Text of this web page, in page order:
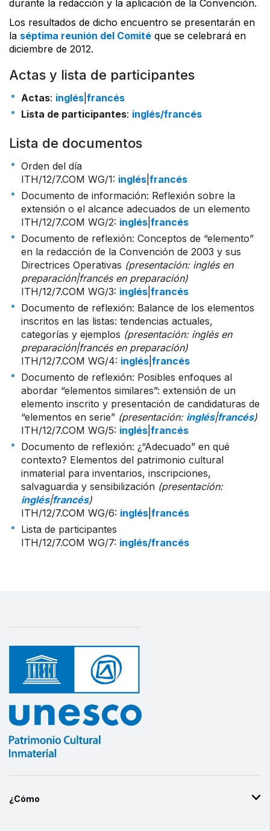
durante la redacción y la aplicación de la Convención.
Los resultados de dicho encuentro se presentarán en
la séptima reunión del Comité que se celebrará en
diciembre de 2012.
Actas y lista de participantes
Actas: inglés francés
Lista de participantes: inglés/francés
Lista de documentos
Orden del día
ITH/12/7.COM WG/1: inglés francés
Documento de información: Reflexión sobre la
extensión o el alcance adecuados de un elemento
ITH/12/7.COM WG/2: inglés francés
Documento de reflexión: Conceptos de “elemento”
en la redacción de la Convención de 2003 y sus
Directrices Operativas (presentación: inglés en
preparación|francés en preparación)
ITH/12/7.COM WG/3: inglés francés
Documento de reflexión: Balance de los elementos
inscritos en las listas: tendencias actuales,
categorías y ejemplos (presentación: inglés en
preparación|francés en preparación)
ITH/12/7.COM WG/4: inglés francés
Documento de reflexión: Posibles enfoques al
abordar “elementos similares”: extensión de un
elemento inscrito y presentación de candidaturas de
“elementos en serie” (presentación: inglés|francés)
ITH/12/7.COM WG/5: inglés francés
Documento de reflexión: ¿“Adecuado” en qué
contexto? Elementos del patrimonio cultural
inmaterial para inventarios, inscripciones,
salvaguardia y sensibilización (presentación:
inglés|francés)
ITH/12/7.COM WG/6: inglés francés
Lista de participantes
ITH/12/7.COM WG/7: inglés/francés
¿Cómo